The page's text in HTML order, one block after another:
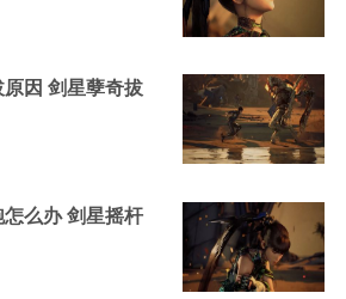
因 剑星孽奇拔
么办 剑星摇杆